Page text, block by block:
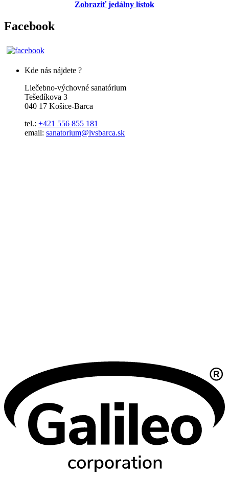
Zobraziť jedálny lístok
Facebook
Kde nás nájdete ?
Liečebno-výchovné sanatórium
Tešedíkova 3
040 17 Košice-Barca
tel.: +421 556 855 181
email: sanatorium@lvsbarca.sk